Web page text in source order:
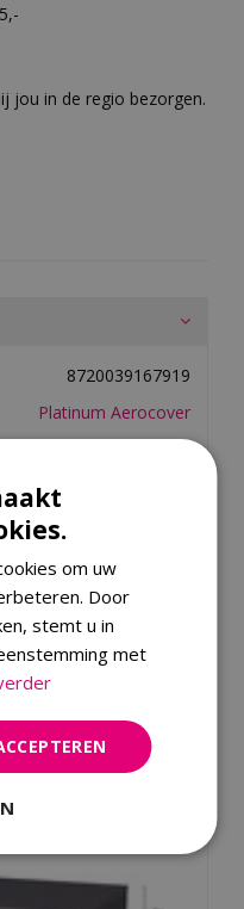
jou in de regio bezorgen.
8720039167919
Platinum Aerocover
naar:
om uw
Door
stemt u in
met